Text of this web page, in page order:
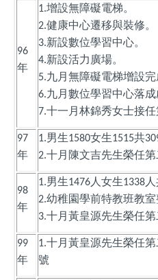
96
年
1.增設無障礙電梯。
2.健康中心遷移與裝修。
3.新設數位學習中心。
4.新設活力廣場。
5.九月無障礙電梯增設完
6.九月數位學習中心落成
7.十一月林錦秀女士接任
97
年
1.男生1580女生1515共
2.十月陳文吉先生榮任第
98
年
1.男生1476 人女生1338
2.幼稚園學前特教班教室
3.十月黃皇源先生榮任第
99
年
1.十月黃皇源先生榮任第
號